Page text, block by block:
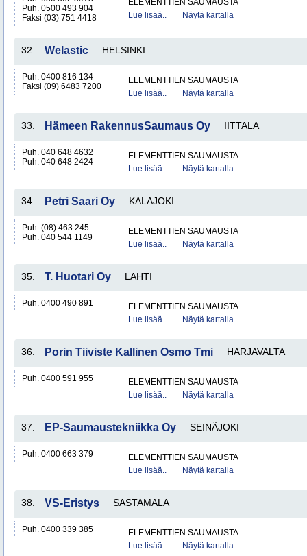
Puh. 0500 493 904
Faksi (03) 751 4418
ELEMENTTIEN SAUMAUSTA
Lue lisää..
Näytä kartalla
32. Welastic HELSINKI
Puh. 0400 816 134
Faksi (09) 6483 7200
ELEMENTTIEN SAUMAUSTA
Lue lisää..
Näytä kartalla
33. Hämeen RakennusSaumaus Oy IITTALA
Puh. 040 648 4632
Puh. 040 648 2424
ELEMENTTIEN SAUMAUSTA
Lue lisää..
Näytä kartalla
34. Petri Saari Oy KALAJOKI
Puh. (08) 463 245
Puh. 040 544 1149
ELEMENTTIEN SAUMAUSTA
Lue lisää..
Näytä kartalla
35. T. Huotari Oy LAHTI
Puh. 0400 490 891
ELEMENTTIEN SAUMAUSTA
Lue lisää..
Näytä kartalla
36. Porin Tiiviste Kallinen Osmo Tmi HARJAVALTA
Puh. 0400 591 955
ELEMENTTIEN SAUMAUSTA
Lue lisää..
Näytä kartalla
37. EP-Saumaustekniikka Oy SEINÄJOKI
Puh. 0400 663 379
ELEMENTTIEN SAUMAUSTA
Lue lisää..
Näytä kartalla
38. VS-Eristys SASTAMALA
Puh. 0400 339 385
ELEMENTTIEN SAUMAUSTA
Lue lisää..
Näytä kartalla